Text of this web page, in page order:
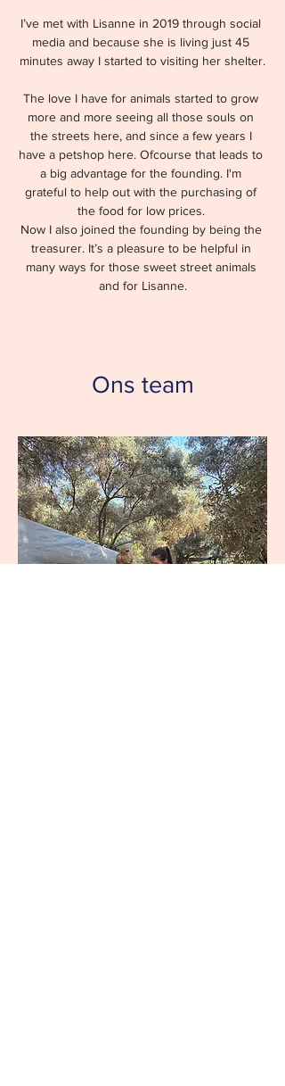
I’ve met with Lisanne in 2019 through social
media and because she is living just 45
minutes away I started to visiting her shelter.
The love I have for animals started to grow
more and more seeing all those souls on
the streets here, and since a few years I
have a petshop here. Ofcourse that leads to
a big advantage for the founding. I'm
grateful to help out with the purchasing of
the food for low prices.
Now I also joined the founding by being the
treasurer. It’s a pleasure to be helpful in
many ways for those sweet street animals
and for Lisanne.
Ons team